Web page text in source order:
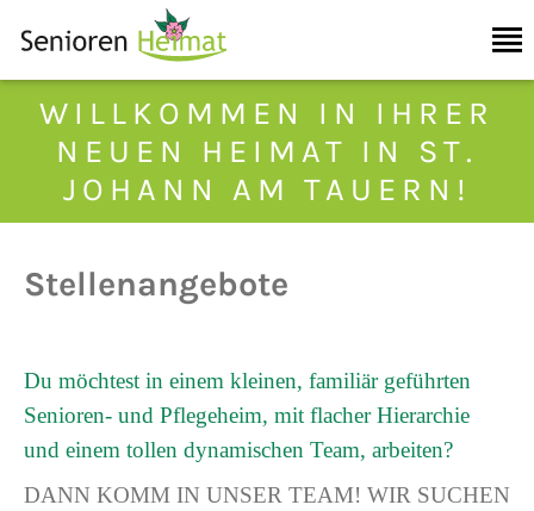
WILLKOMMEN IN IHRER
NEUEN HEIMAT IN ST.
JOHANN AM TAUERN!
Stellenangebote
Du möchtest in einem kleinen, familiär geführten
Senioren- und Pflegeheim, mit flacher Hierarchie
und einem tollen dynamischen Team, arbeiten?
DANN KOMM IN UNSER TEAM! WIR SUCHEN